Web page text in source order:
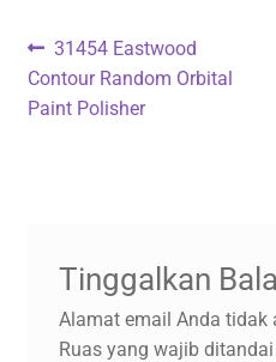
Navigasi
pos
Previous
post:
31454 Eastwood
Contour Random Orbital
Paint Polisher
Tinggalkan
Alamat email Anda tidak
Ruas yang wajib ditandai